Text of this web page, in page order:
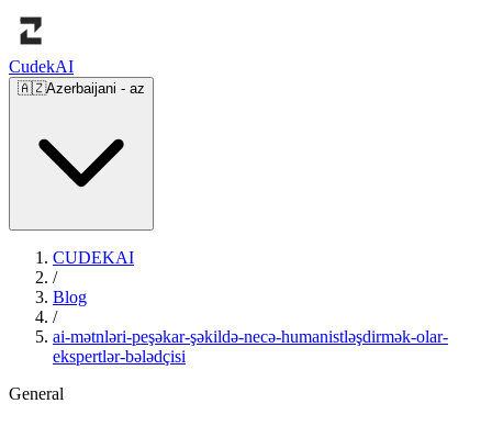
CudekAI
🇦🇿Azerbaijani - az
CUDEKAI
/
Blog
/
ai-mətnləri-peşəkar-şəkildə-necə-humanistləşdirmək-olar-
ekspertlər-bələdçisi
General